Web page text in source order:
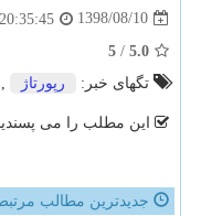
1398/08/10
20:35:45
5.0
/
5
تگهای خبر:
رپورتاژ
این مطلب را می
جدیدترین مطالب